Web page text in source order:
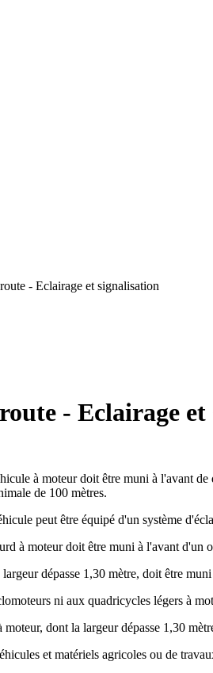
- Eclairage et signalisation
- Eclairage
à moteur doit être muni à l'avant
de 100 mètres.
peut être équipé d'un système
à moteur doit être muni à l'avant d'un
dépasse 1,30 mètre, doit être
ni aux quadricycles légers à
dont la largeur dépasse 1,30
et matériels agricoles ou de